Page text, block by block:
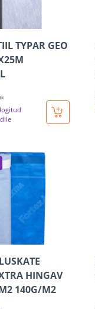
TYPAR GEO
HINGAV
140G/M2